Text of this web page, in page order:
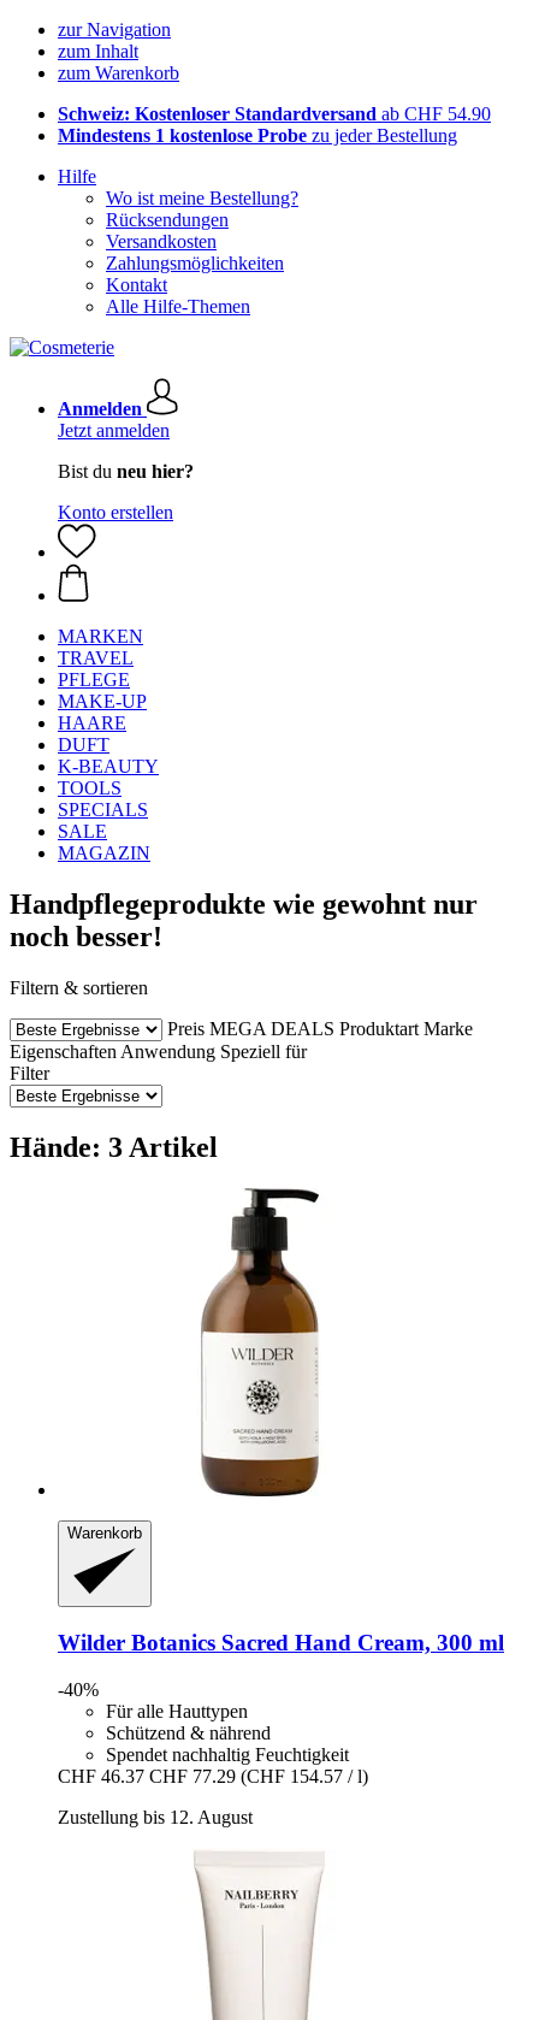
zur Navigation
zum Inhalt
zum Warenkorb
Schweiz: Kostenloser Standardversand ab CHF 54.90
Mindestens 1 kostenlose Probe zu jeder Bestellung
Hilfe
Wo ist meine Bestellung?
Rücksendungen
Versandkosten
Zahlungsmöglichkeiten
Kontakt
Alle Hilfe-Themen
Anmelden
Jetzt anmelden
Bist du neu hier?
Konto erstellen
MARKEN
TRAVEL
PFLEGE
MAKE-UP
HAARE
DUFT
K-BEAUTY
TOOLS
SPECIALS
SALE
MAGAZIN
Handpflegeprodukte wie gewohnt nur
noch besser!
Filtern & sortieren
Preis MEGA DEALS Produktart Marke
Eigenschaften Anwendung Speziell für
Filter
Hände: 3 Artikel
Warenkorb
Wilder Botanics Sacred Hand Cream, 300 ml
-40%
Für alle Hauttypen
Schützend & nährend
Spendet nachhaltig Feuchtigkeit
CHF 46.37 CHF 77.29 (CHF 154.57 / l)
Zustellung bis 12. August